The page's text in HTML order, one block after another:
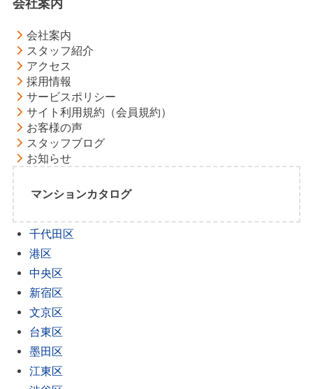
会社案内
会社案内
スタッフ紹介
アクセス
採用情報
サービスポリシー
サイト利用規約（会員規約）
お客様の声
スタッフブログ
お知らせ
マンションカタログ
千代田区
港区
中央区
新宿区
文京区
台東区
墨田区
江東区